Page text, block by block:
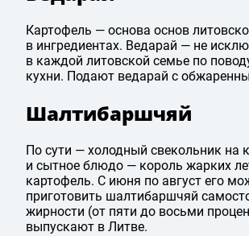
Картофель — основа основ
в ингредиентах. Ведарай — не
в каждой литовской семье по
кухни. Подают ведарай с
Шалтибаршчяй
По сути — холодный свекольник на
и сытное блюдо — король жарких
картофель. С июня по август его
приготовить шалтибаршчяй
жирности (от пяти до восьми
выпускают в Литве.